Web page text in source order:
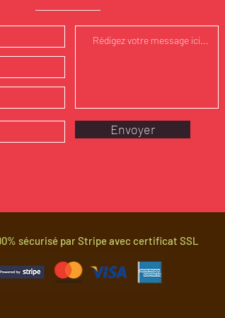
Envoyer
sécurisé par Stripe avec certificat SSL